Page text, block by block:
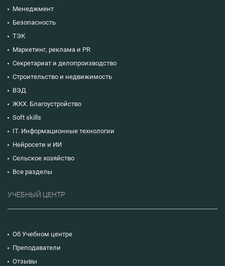
Менеджмент
Безопасность
ТЭК
Маркетинг, реклама и PR
Секретариат и делопроизводство
Строительство и недвижимость
ВЭД
ЖКХ. Благоустройство
Soft skills
IT. Информационные технологии
Нейросети и ИИ
Сельское хозяйство
Все разделы
УЧЕБНЫЙ ЦЕНТР
Об Учебном центре
Преподаватели
Отзывы